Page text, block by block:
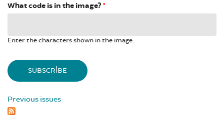
What code is in the image? *
Enter the characters shown in the image.
Previous issues